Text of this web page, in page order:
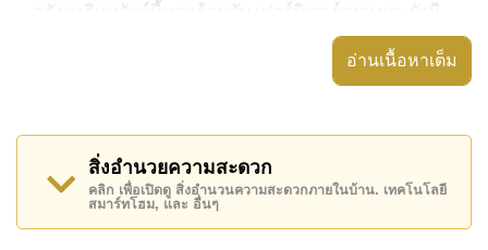
อสังหาริมทรัพย์นี้มาพร้อมกับ เฟอร์นิเจอร์ครบ และยังมี
สิ่งอำนวยความสะดวก ได้แก่ มีระเบียง, เครื่องปรับ
Park Royal 3 Condominium มีสิ่งอำนวยความสะดวก
ส่วนกลาง ได้แก่ ฟิสเนส, รปภ.24ชม.
สถานที่สำคัญใกล้ Park Royal 3 Condominium ได้แก่:
เดินทางไปชายหาดได้ง่าย, ฟู้ดมาร์ท , พัทยาปาร์ค, ถนน
อ่านเนื้อหาเต็ม
สิ่งอำนวยความสะดวก
คลิก เพื่อเปิดดู สิ่งอำนวนความสะดวกภายในบ้าน. เทคโนโลยี
สมาร์ทโฮม, และ อื่นๆ